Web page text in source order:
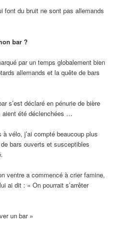
font du bruit ne sont pas allemands
bar ?
par un temps globalement bien
allemands et la quête de bars
s’est déclaré en pénurie de bière
aient été déclenchées …
vélo, j’ai compté beaucoup plus
bars ouverts et susceptibles
ventre a commencé à crier famine,
ai dit : « On pourrait s’arrêter
un bar »